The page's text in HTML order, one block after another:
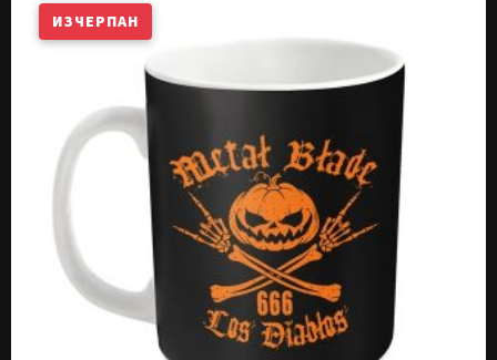
ИЗЧЕРПАН